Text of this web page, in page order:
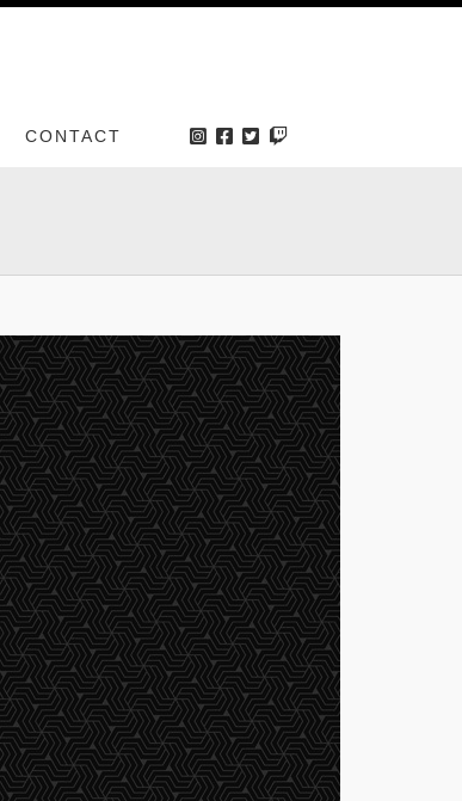
CONTACT